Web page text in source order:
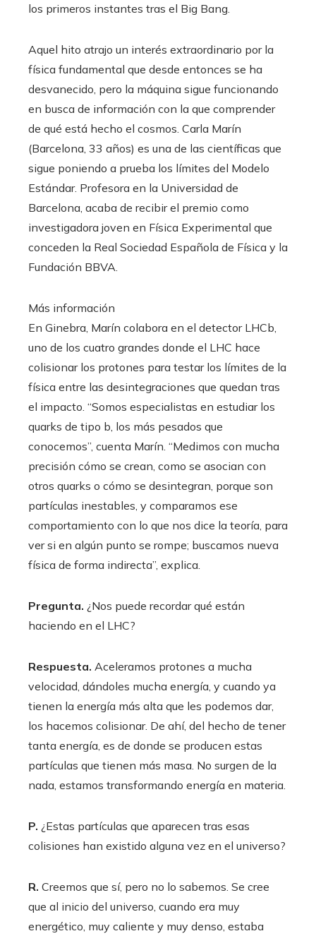
los primeros instantes tras el Big Bang.
Aquel hito atrajo un interés extraordinario por la
física fundamental que desde entonces se ha
desvanecido, pero la máquina sigue funcionando
en busca de información con la que comprender
de qué está hecho el cosmos. Carla Marín
(Barcelona, 33 años) es una de las científicas que
sigue poniendo a prueba los límites del Modelo
Estándar. Profesora en la Universidad de
Barcelona, acaba de recibir el premio como
investigadora joven en Física Experimental que
conceden la Real Sociedad Española de Física y la
Fundación BBVA.
Más información
En Ginebra, Marín colabora en el detector LHCb,
uno de los cuatro grandes donde el LHC hace
colisionar los protones para testar los límites de la
física entre las desintegraciones que quedan tras
el impacto. “Somos especialistas en estudiar los
quarks de tipo b, los más pesados que
conocemos”, cuenta Marín. “Medimos con mucha
precisión cómo se crean, como se asocian con
otros quarks o cómo se desintegran, porque son
partículas inestables, y comparamos ese
comportamiento con lo que nos dice la teoría, para
ver si en algún punto se rompe; buscamos nueva
física de forma indirecta”, explica.
Pregunta. ¿Nos puede recordar qué están
haciendo en el LHC?
Respuesta. Aceleramos protones a mucha
velocidad, dándoles mucha energía, y cuando ya
tienen la energía más alta que les podemos dar,
los hacemos colisionar. De ahí, del hecho de tener
tanta energía, es de donde se producen estas
partículas que tienen más masa. No surgen de la
nada, estamos transformando energía en materia.
P. ¿Estas partículas que aparecen tras esas
colisiones han existido alguna vez en el universo?
R. Creemos que sí, pero no lo sabemos. Se cree
que al inicio del universo, cuando era muy
energético, muy caliente y muy denso, estaba